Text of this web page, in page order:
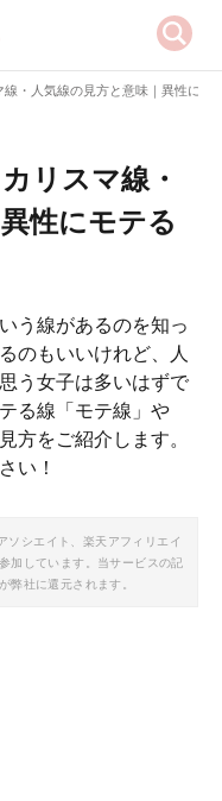
線・人気線の見方と意味｜異性にモ
リスマ線・
性にモテる
う線があるのを知っ
のもいいけれど、人
う女子は多いはずで
る線「モテ線」や
方をご紹介します。
い！
ソシエイト、楽天アフィリエイ
加しています。当サービスの記
弊社に還元されます。